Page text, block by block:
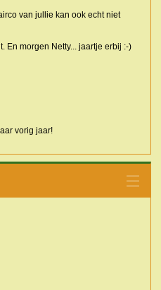
van jullie kan ook echt niet
En morgen Netty... jaartje erbij :-)
vorig jaar!